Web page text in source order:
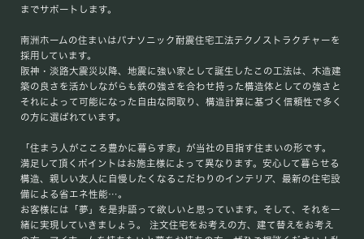
までサポートします。
南洲ホームの住まいはパナソニック耐震住宅工法テクノストラクチャーを
採用しています。
阪神・淡路大震災以降、地震に強い家として誕生したこの工法は、木造建
築の良さを活かしながらも鉄の強さを合わせ持った構造体としての強さと
それによって可能になった自由な間取り、構造計算に基づく信頼性で多く
の方に選ばれています。
「住まう人がこころ豊かに暮らす家」が当社の目指す住まいの形です。
満足して頂くポイントはお施主様によって異なります。安心して暮らせる
構造、親しい友人に自慢したくなるこだわりのインテリア、最新の住宅設
備による省エネ性能…。
お客様には「夢」を是非語って欲しいと思っています。そして、それを一
緒に実現していきましょう。 注文住宅をお考えの方、建て替えをお考え